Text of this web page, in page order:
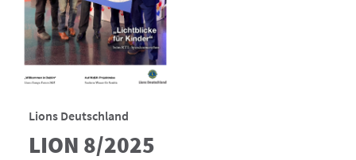
Lions Deutschland
LION 8/2025